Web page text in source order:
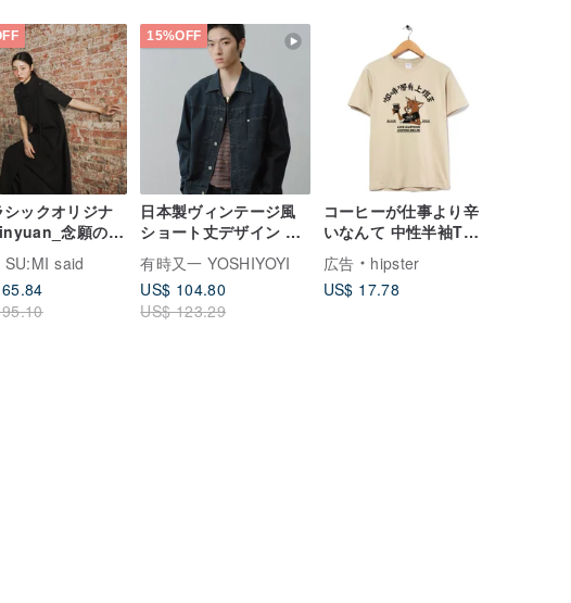
シックオリジナ
念願の細
洋装
黑
SU:MI said
15%OFF
日本製ヴィンテージ風
ショート丈デザイン デ
ニムジャケット
有時又一 YOSHIYOYI
US$ 104.80
US$ 123.29
コーヒーが仕事より辛
いなんて 中性半袖Tシ
ャツ カーキ色 Coffee
ギフト 職場向け 迅速発
送
広告
hipster
US$ 17.78